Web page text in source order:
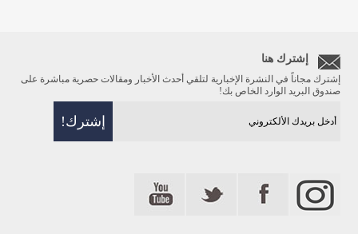
إشترك هنا
إشترك مجاناً في النشرة الإخبارية لتلقي أحدث الأخبار ومقالات حصرية مباشرة على
صندوق البريد الوارد الخاص بك!